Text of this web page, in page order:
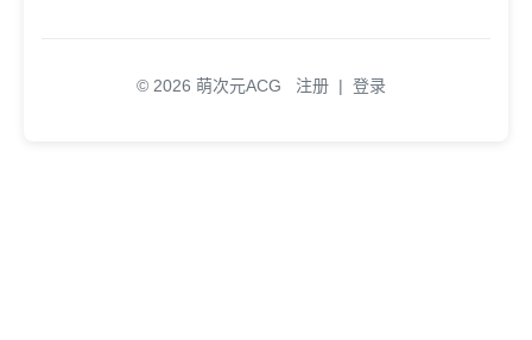
© 2026 萌次元ACG 注册 | 登录